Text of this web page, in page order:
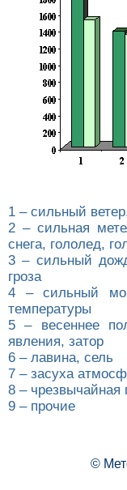
1 – сильный
2 – сильная
снега, гололед,
3 – сильный
гроза
4 – сильный
температуры
5 – весеннее
явления, затор
6 – лавина, сель
7 – засуха
8 – чрезвычайная
9 – прочие
©